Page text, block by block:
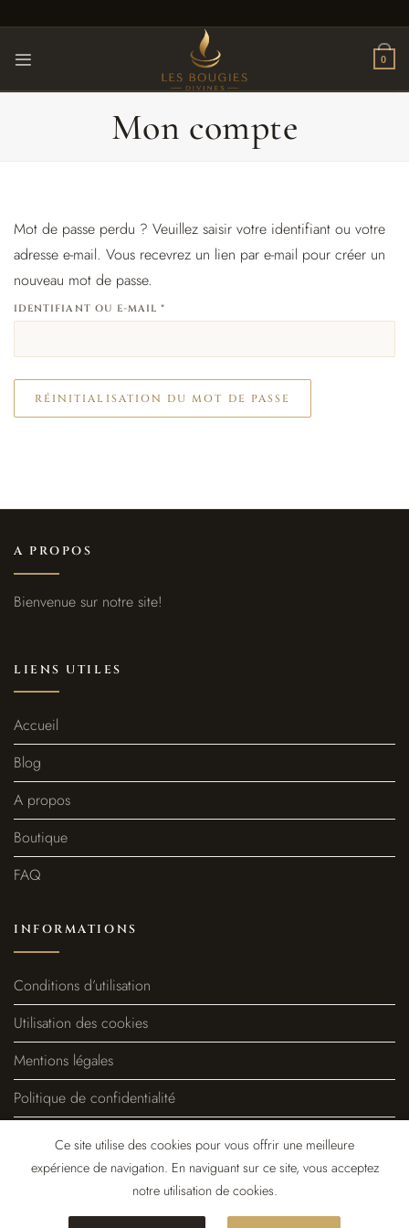
contenu
0
Mon compte
Mot de passe perdu ? Veuillez saisir votre identifiant ou votre
adresse e-mail. Vous recevrez un lien par e-mail pour créer un
nouveau mot de passe.
IDENTIFIANT OU E-MAIL*
RÉINITIALISATION DU MOT DE PASSE
A PROPOS
Bienvenue sur notre site!
LIENS UTILES
Accueil
Blog
A propos
Boutique
FAQ
INFORMATIONS
Conditions d’utilisation
Utilisation des cookies
Mentions légales
Politique de confidentialité
Politique de remboursement et de retour
Ce site utilise des cookies pour vous offrir une meilleure
expérience de navigation. En naviguant sur ce site, vous acceptez
notre utilisation de cookies.